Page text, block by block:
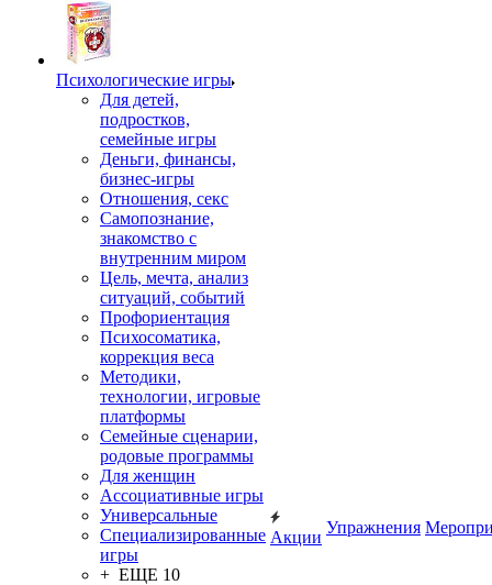
Психологические игры
Для детей,
подростков,
семейные игры
Деньги, финансы,
бизнес-игры
Отношения, секс
Самопознание,
знакомство с
внутренним миром
Цель, мечта, анализ
ситуаций, событий
Профориентация
Психосоматика,
коррекция веса
Методики,
технологии, игровые
платформы
Семейные сценарии,
родовые программы
Для женщин
Ассоциативные игры
Универсальные
Специализированные
игры
+ ЕЩЕ 10
Акции
Упражнения